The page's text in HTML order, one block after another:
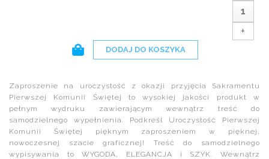
+
DODAJ DO KOSZYKA
Zaproszenie na uroczystość z okazji przyjęcia Sakramentu
Pierwszej Komunii Świętej to wysokiej jakości produkt w
pełnym wydruku zawierającym wewnątrz treść do
samodzielnego wypełnienia. Podkreśl Uroczystość Pierwszej
Komunii Świętej pięknym zaproszeniem w pięknej,
nowoczesnej szacie graficznej! Treść do samodzielnego
wypisywania to WYGODA, ELEGANCJA i SZYK. Wewnątrz